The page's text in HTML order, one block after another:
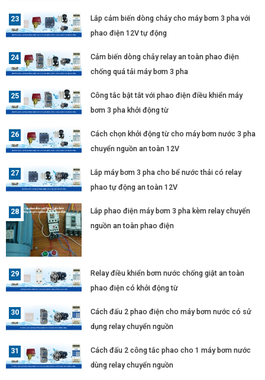
Lắp cảm biến dòng chảy cho máy bơm 3 pha với
phao điện 12V tự động
Cảm biến dòng chảy relay an toàn phao điện
chống quá tải máy bơm 3 pha
Công tắc bật tắt với phao điện điều khiển máy
bơm 3 pha khởi động từ
Cách chọn khởi động từ cho máy bơm nước 3 pha
chuyển nguồn an toàn 12V
Lắp máy bơm 3 pha cho bể nước thải có relay
phao tự động an toàn 12V
Lắp phao điện máy bơm 3 pha kèm relay chuyển
nguồn an toàn phao điện
Relay điều khiển bơm nước chống giật an toàn
phao điện có khởi động từ
Cách đấu 2 phao điện cho máy bơm nước có sử
dụng relay chuyển nguồn
Cách đấu 2 công tắc phao cho 1 máy bơm nước
dùng relay chuyển nguồn